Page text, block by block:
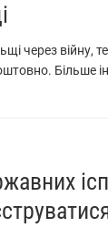
через
Більше